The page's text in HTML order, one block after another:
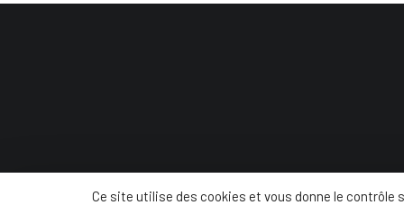
©
Ce site utilise des cookies et vous donne le contrôle